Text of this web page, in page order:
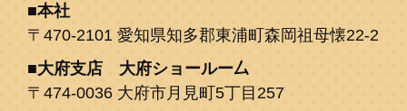
本社
〒470-2101 愛知県知多郡東浦町森岡祖母懐22-2
大府支店 大府ショールー厶
〒474-0036 大府市月見町5丁目257